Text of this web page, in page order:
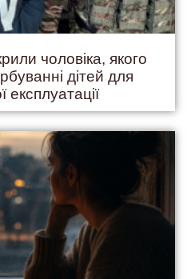
чоловіка, якого
дітей для
експлуатації